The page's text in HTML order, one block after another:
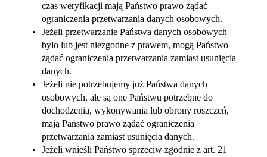
czas weryfikacji mają Państwo prawo żądać
ograniczenia przetwarzania danych osobowych.
Jeżeli przetwarzanie Państwa danych osobowych
było lub jest niezgodne z prawem, mogą Państwo
żądać ograniczenia przetwarzania zamiast usunięcia
danych.
Jeżeli nie potrzebujemy już Państwa danych
osobowych, ale są one Państwu potrzebne do
dochodzenia, wykonywania lub obrony roszczeń,
mają Państwo prawo żądać ograniczenia
przetwarzania zamiast usunięcia danych.
Jeżeli wnieśli Państwo sprzeciw zgodnie z art. 21